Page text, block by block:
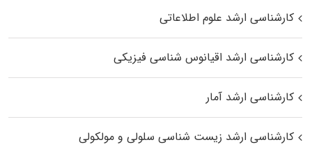
کارشناسی ارشد علوم اطلاعاتی
کارشناسی ارشد اقیانوس‌ شناسی فیزیکی
کارشناسی ارشد آمار
کارشناسی ارشد زیست شناسی سلولی و مولکولی